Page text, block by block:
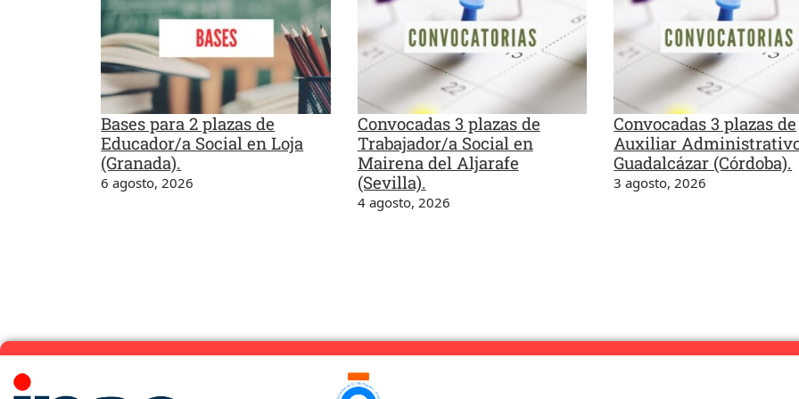
Bases para 2 plazas de
Educador/a Social en Loja
(Granada).
6 agosto, 2026
Convocadas 3 plazas de
Trabajador/a Social en
Mairena del Aljarafe
(Sevilla).
4 agosto, 2026
Convocadas 3 plazas de
Auxiliar
Guadalcázar (Córdoba).
3 agosto, 2026